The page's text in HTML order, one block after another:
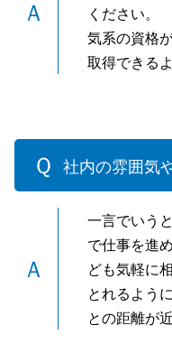
ください。
気系の資格
取得できる
社内の雰囲気
一言でいう
で仕事を進
ども気軽に
とれるよう
との距離が